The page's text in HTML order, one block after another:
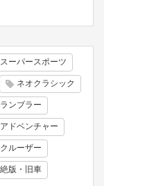
スーパースポーツ
ネオクラシック
ンブラー
アドベンチャー
クルーザー
絶版・旧車